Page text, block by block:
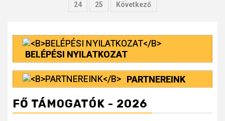
24
25 Következő
BELÉPÉSI NYILATKOZAT
PARTNEREINK
FŐ TÁMOGATÓK - 2026